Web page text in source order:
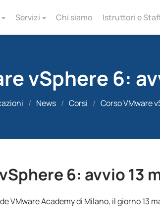
Servizi Chi siamo Istruttori e
vSphere 6:
/ News / Corsi / Corso VMware
6: avvio 13
VMware Academy di Milano, il giorno 13